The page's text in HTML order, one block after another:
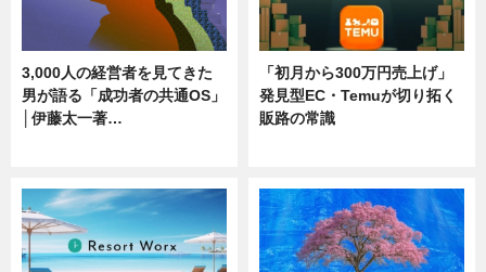
3,000人の経営者を見てきた
男が語る「成功者の共通OS」
│伊藤太一著…
「初月から300万円売上げ」
発見型EC・Temuが切り拓く
販路の常識